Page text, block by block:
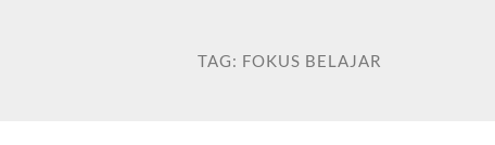
TAG: FOKUS BELAJAR